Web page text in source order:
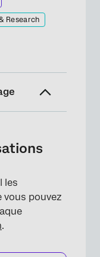
Research
Experience
les
pouvez
.